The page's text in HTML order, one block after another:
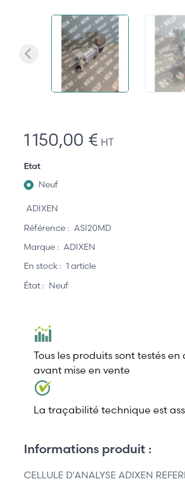
1 150,00 € HT
Etat
Neuf
ADIXEN
Référence : ASI20MD
Marque : ADIXEN
En stock : 1 article
État : Neuf
Tous les produits sont testés en
avant mise en vente
La traçabilité technique est
Informations produit :
CELLULE D'ANALYSE ADIXEN